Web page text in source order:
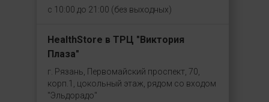
с 10:00 до 21:00 (без выходных)
HealthStore в ТРЦ "Виктория
Плаза"
г. Рязань, Первомайский проспект, 70,
корп.1, цокольный этаж, рядом со входом
"Эльдорадо"